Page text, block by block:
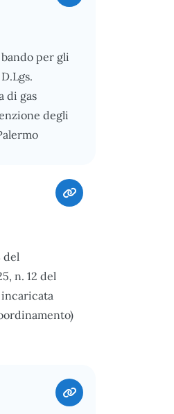
per gli
di gas
degli
del
n. 12 del